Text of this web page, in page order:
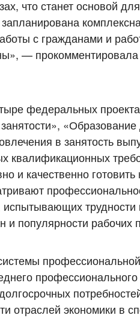
что станет основой
с гражданами и
— прокомментировала
федеральных
в занятость
квалификационных
и качественно
трудности
и популярности рабочих
отраслей экономики в